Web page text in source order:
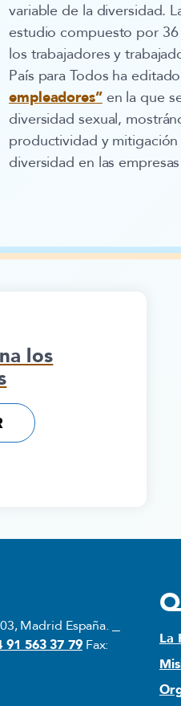
variable de la diversidad.
estudio compuesto por
los trabajadores y
País para Todos ha
empleadores”en la que
diversidad sexual,
productividad y
diversidad en las empresas
los
Madrid España.
91 563 37 79Fax:
La